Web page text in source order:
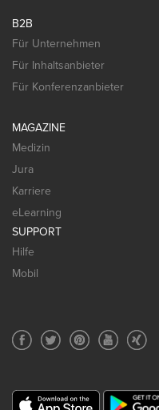
B2B
Für Unternehmen
Für Inhaltsanbieter
Für Konferenzanbieter
MAGAZINE
Medizin
Jura
Karriere
eLearning
SUPPORT
Hilfe
Mobil